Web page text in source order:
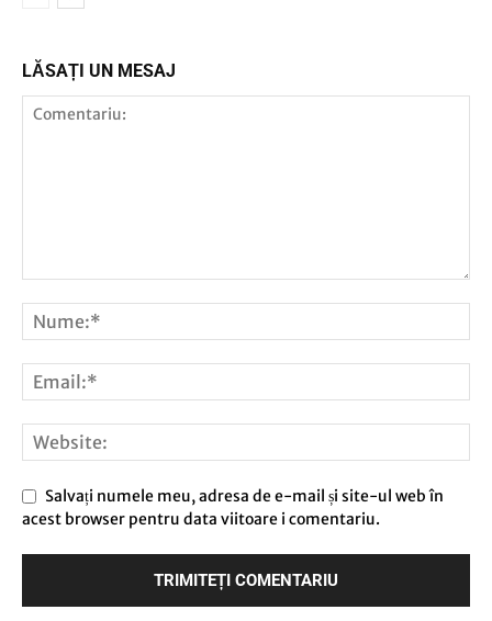
LĂSAȚI UN MESAJ
Salvați numele meu, adresa de e-mail și site-ul web în
acest browser pentru data viitoare i comentariu.